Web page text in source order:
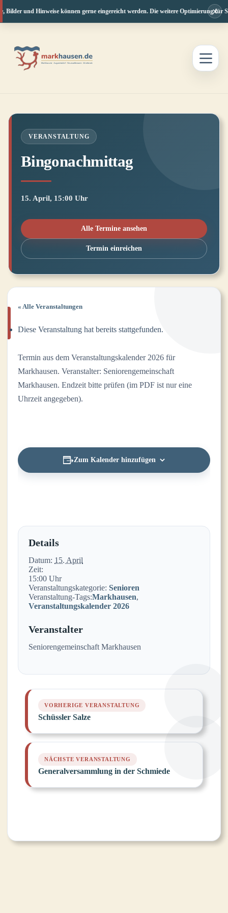
und Hinweise können gerne eingereicht werden. Die weitere Optimierung für
×
springen
VERANSTALTUNG
Bingonachmittag
15. April, 15:00 Uhr
Alle Termine ansehen
Termin einreichen
« Alle Veranstaltungen
Diese Veranstaltung hat bereits stattgefunden.
Termin aus dem Veranstaltungskalender 2026 für
Markhausen. Veranstalter: Seniorengemeinschaft
Markhausen. Endzeit bitte prüfen (im PDF ist nur eine
Uhrzeit angegeben).
Zum Kalender hinzufügen
Details
Datum: 15. April
Zeit:
15:00 Uhr
Veranstaltungskategorie: Senioren
Veranstaltung-Tags:Markhausen,
Veranstaltungskalender 2026
Veranstalter
Seniorengemeinschaft Markhausen
Schüssler Salze
Generalversammlung in der Schmiede